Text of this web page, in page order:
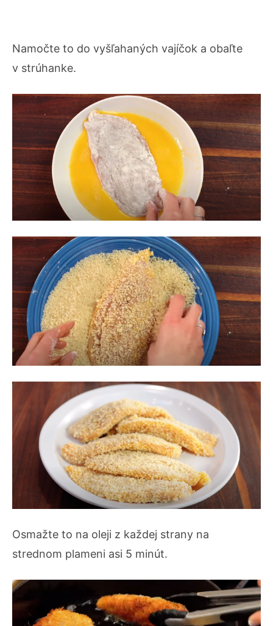
Namočte to do vyšľahaných vajíčok a obaľte
v strúhanke.
Osmažte to na oleji z každej strany na
strednom plameni asi 5 minút.